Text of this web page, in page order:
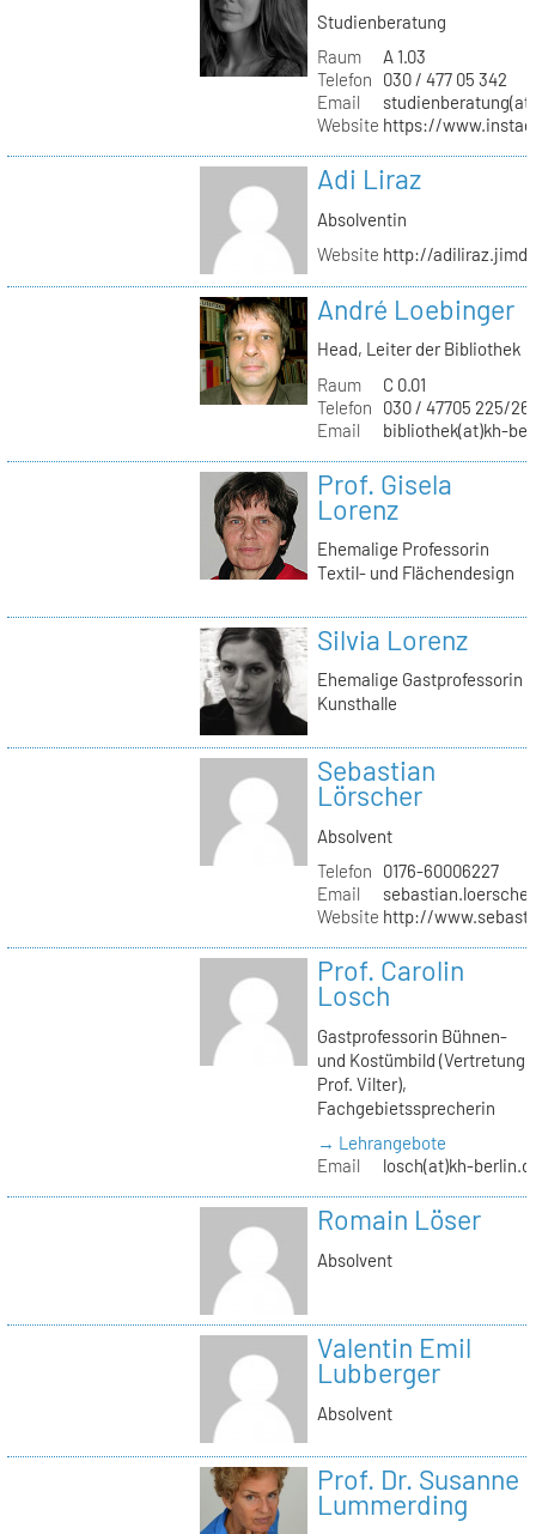
Studienberatung
Raum
A 1.03
Telefon
030 / 477 05 342
Email
Website https://
Adi Liraz
Absolventin
Website http://
André Loebinger
Head, Leiter der Bibliothek
Raum
C 0.01
Telefon
030 / 47705 225/
Email
bibliothek(at)kh-
Prof. Gisela
Lorenz
Ehemalige Professorin
Textil- und Flächendesign
Silvia Lorenz
Ehemalige Gastprofessorin
Kunsthalle
Sebastian
Lörscher
Absolvent
Telefon
0176-60006227
Email
Website http://
Prof. Carolin
Losch
Gastprofessorin Bühnen-
und Kostümbild (Vertretung
Prof. Vilter),
Fachgebietssprecherin
→ Lehrangebote
Email
losch(at)kh-
Romain Löser
Absolvent
Valentin Emil
Lubberger
Absolvent
Prof. Dr. Susanne
Lummerding